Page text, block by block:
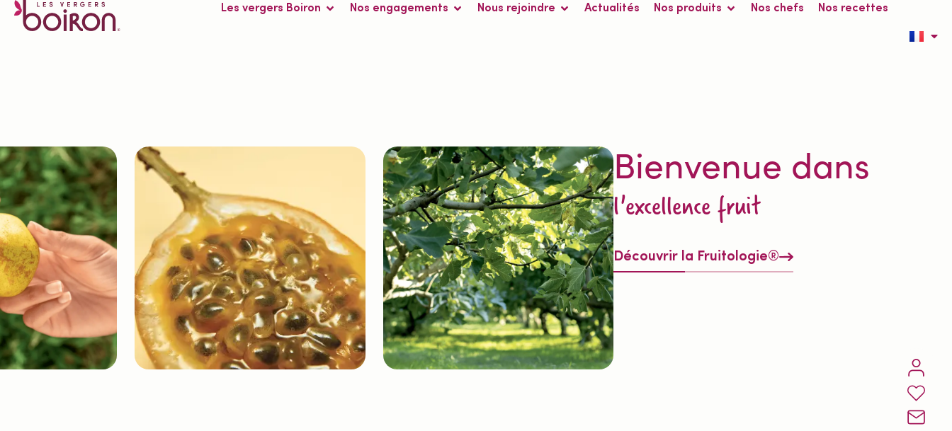
Les vergers Boiron Nos engagements Nous rejoindre Actualités Nos produits Nos chefs Nos recettes
Aucun accès
Bienvenue dans
l'excellence fruit
Découvrir la Fruitologie®